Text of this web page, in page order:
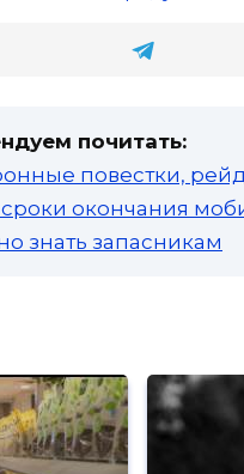
почитать:
повестки,
сроки окончания
знать запасникам